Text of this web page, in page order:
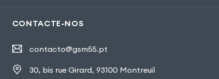
CONTACTE-NOS
contacto@gsm55.pt
30, bis rue Girard, 93100 Montreuil